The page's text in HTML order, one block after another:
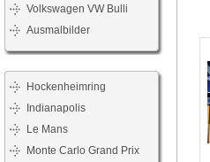
Volkswagen VW Bulli
Ausmalbilder
Hockenheimring
Indianapolis
Le Mans
Monte Carlo Grand Prix